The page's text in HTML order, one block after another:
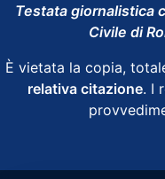
Testata giornalistica
Civile di
È vietata la copia,
relativa citazione. I